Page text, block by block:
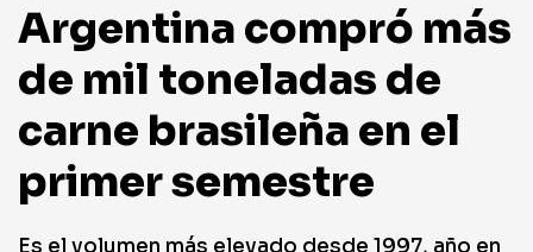
Argentina compró más
de mil toneladas de
carne brasileña en el
primer semestre
Es el volumen más elevado desde 1997, año en